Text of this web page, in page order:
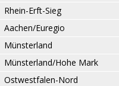
Rhein-Erft-Sieg
Aachen/Euregio
Münsterland
Münsterland/Hohe Mark
Ostwestfalen-Nord